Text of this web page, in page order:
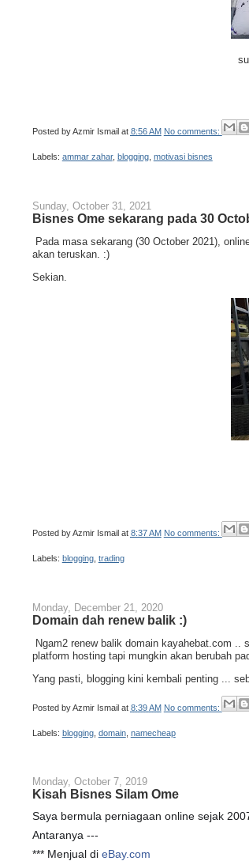
Posted byAzmir Ismail at 8:56 AM No comments:
Labels: ammar zahar, blogging, motivasi bisnes
Sunday, October 31, 2021
Bisnes Ome sekarang pada 30
Pada masa sekarang (30 October 2021),
akan teruskan. :)
Sekian.
Posted byAzmir Ismail at 8:37 AM No comments:
Labels: blogging, trading
Monday, December 21, 2020
Domain dah renew balik :)
Ngam2 renew balik domain kayahebat.com ..
platform hosting tapi mungkin akan berubah
Yang pasti, blogging kini kembali penting ...
Posted by Azmir Ismail at 8:39 AM No comments:
Labels: blogging, domain, namecheap
Monday, October 7, 2019
Kisah Bisnes Silam Ome
Saya bermula perniagaan online sejak
Antaranya ---
*** Menjual di eBay.com